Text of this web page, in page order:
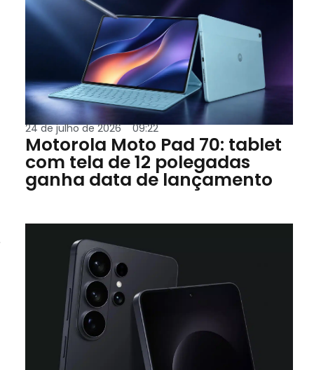
24 de julho de 2026 09:22
Motorola Moto Pad 70: tablet
com tela de 12 polegadas
ganha data de lançamento